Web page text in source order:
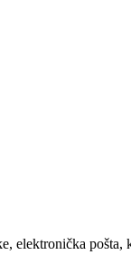
elektronička pošta,